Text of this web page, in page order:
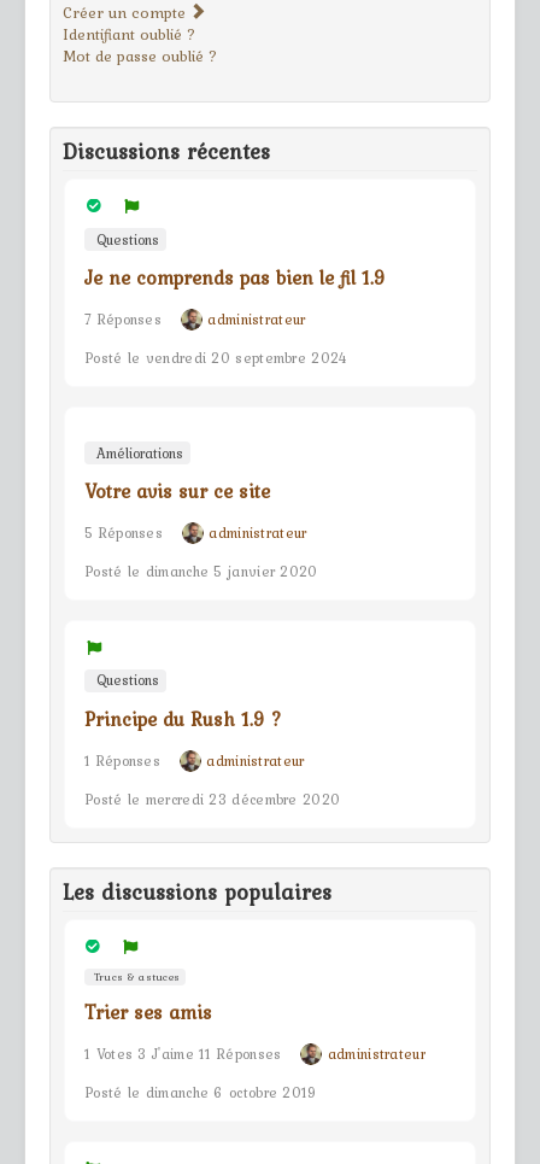
Créer un compte
Identifiant oublié ?
Mot de passe oublié ?
Discussions récentes
Questions
Je ne comprends pas bien le fil 1.9
7 Réponses
administrateur
Posté le vendredi 20 septembre 2024
Améliorations
Votre avis sur ce site
5 Réponses
administrateur
Posté le dimanche 5 janvier 2020
Questions
Principe du Rush 1.9 ?
1 Réponses
administrateur
Posté le mercredi 23 décembre 2020
Les discussions populaires
Trucs & astuces
Trier ses amis
1 Votes 3 J'aime 11 Réponses
administrateur
Posté le dimanche 6 octobre 2019